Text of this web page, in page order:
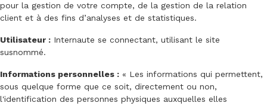
pour la gestion de votre compte, de la gestion de la relation
client et à des fins d’analyses et de statistiques.
Utilisateur : Internaute se connectant, utilisant le site
susnommé.
Informations personnelles : « Les informations qui permettent,
sous quelque forme que ce soit, directement ou non,
l'identification des personnes physiques auxquelles elles